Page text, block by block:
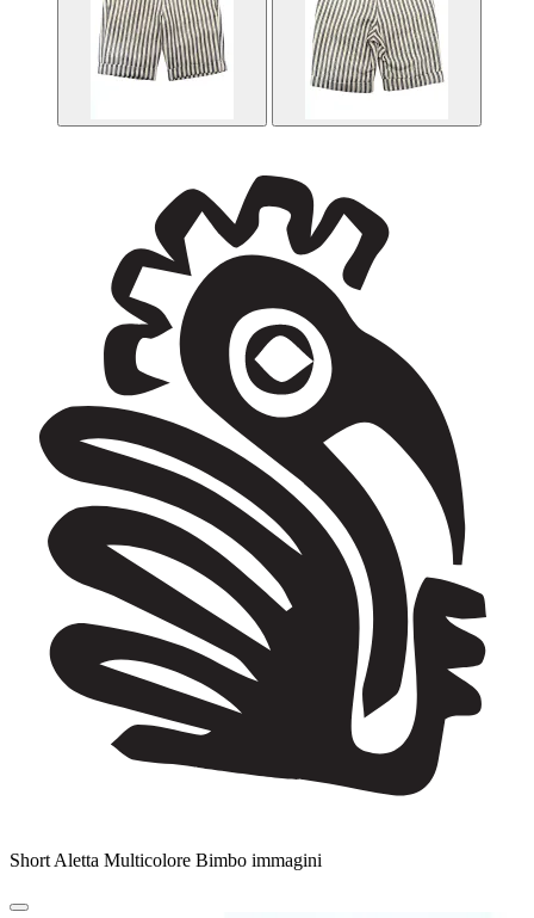
Short Aletta Multicolore Bimbo immagini